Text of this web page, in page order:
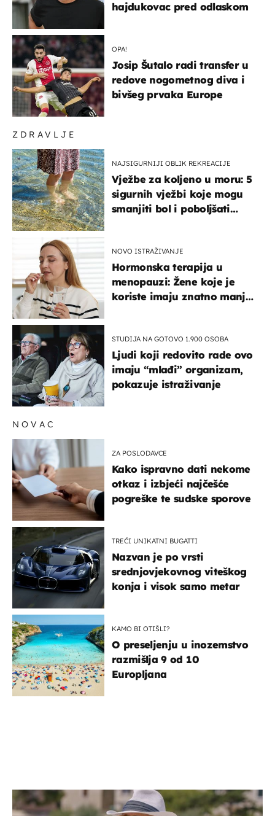
ZDRAVLJE
NAJSIGURNIJI OBLIK REKREACIJE
Vježbe za koljeno u moru: 5
sigurnih vježbi koje mogu
smanjiti bol i poboljšati
NOVO ISTRAŽIVANJE
Hormonska terapija u
menopauzi: Žene koje je
koriste imaju znatno manji
STUDIJA NA GOTOVO 1.900 OSOBA
Ljudi koji redovito rade ovo
imaju “mlađi” organizam,
pokazuje istraživanje
hajdukovac pred odlaskom
OPA!
Josip Šutalo radi transfer u
redove nogometnog diva i
bivšeg prvaka Europe
NOVAC
ZA POSLODAVCE
Kako ispravno dati nekome
otkaz i izbjeći najčešće
pogreške te sudske sporove
TREĆI UNIKATNI BUGATTI
Nazvan je po vrsti
srednjovjekovnog viteškog
konja i visok samo metar
KAMO BI OTIŠLI?
O preseljenju u inozemstvo
razmišlja 9 od 10
Europljana